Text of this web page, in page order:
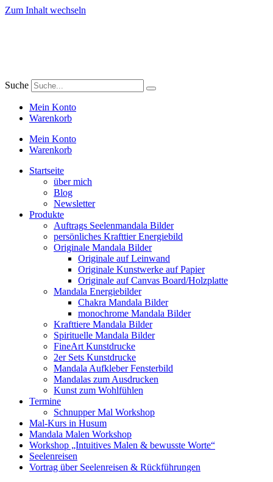
Zum Inhalt wechseln
Suche
Mein Konto
Warenkorb
Mein Konto
Warenkorb
Startseite
über mich
Blog
Newsletter
Produkte
Auftrags Seelenmandala Bilder
persönliches Krafttier Energiebild
Originale Mandala Bilder
Originale auf Leinwand
Originale Kunstwerke auf Papier
Originale auf Canvas Board/Holzplatte
Mandala Energiebilder
Chakra Mandala Bilder
monochrome Mandala Bilder
Krafttiere Mandala Bilder
Spirituelle Mandala Bilder
FineArt Kunstdrucke
2er Sets Kunstdrucke
Mandala Aufkleber Fensterbild
Mandalas zum Ausdrucken
Kunst zum Wohlfühlen
Termine
Schnupper Mal Workshop
Mal-Kurs in Husum
Mandala Malen Workshop
Workshop „Intuitives Malen & bewusste Worte“
Seelenreisen
Vortrag über Seelenreisen & Rückführungen